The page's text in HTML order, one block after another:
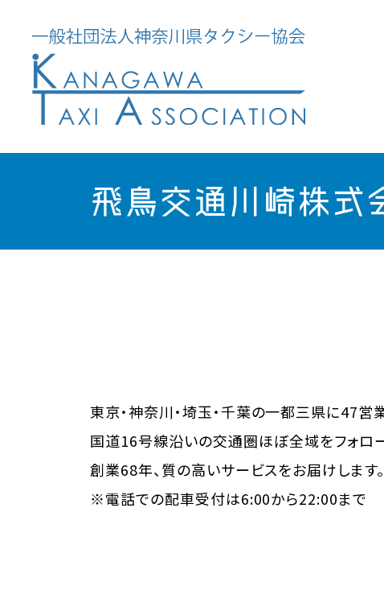
飛鳥交通川崎株
東京・神奈川・埼玉・千葉の一都三県に47営
国道16号線沿いの交通圏ほぼ全域をフォロ
創業68年、質の高いサービスをお届けします。
※電話での配車受付は6:00から22:00まで